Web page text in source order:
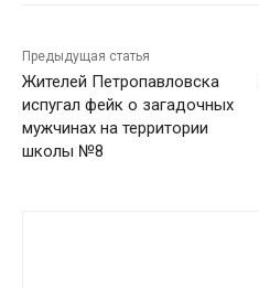
Предыдущая статья
Жителей Петропавловска
испугал фейк о загадочных
мужчинах на территории
школы №8